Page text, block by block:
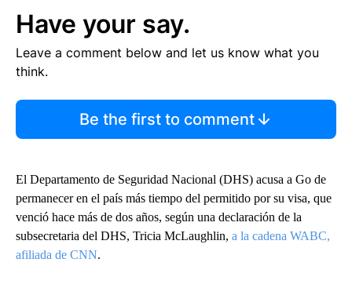
Have your say.
Leave a comment below and let us know what you
think.
Be the first to comment
El Departamento de Seguridad Nacional (DHS) acusa a Go de
permanecer en el país más tiempo del permitido por su visa, que
venció hace más de dos años, según una declaración de la
subsecretaria del DHS, Tricia McLaughlin, a la cadena WABC,
afiliada de CNN.